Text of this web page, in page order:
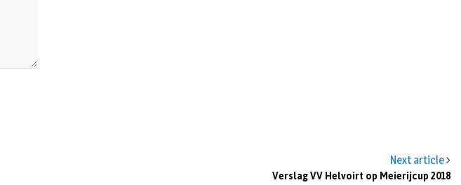
Next article
Verslag VV Helvoirt op Meierijcup 2018